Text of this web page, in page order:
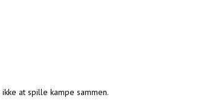
at spille kampe sammen.